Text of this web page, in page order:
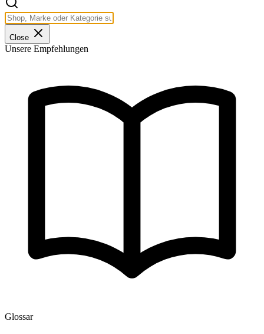
Close
Unsere Empfehlungen
Glossar